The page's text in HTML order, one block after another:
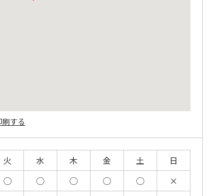
する
火 水 木 金 土
日
◯ ◯ ◯ ◯ ◯
×